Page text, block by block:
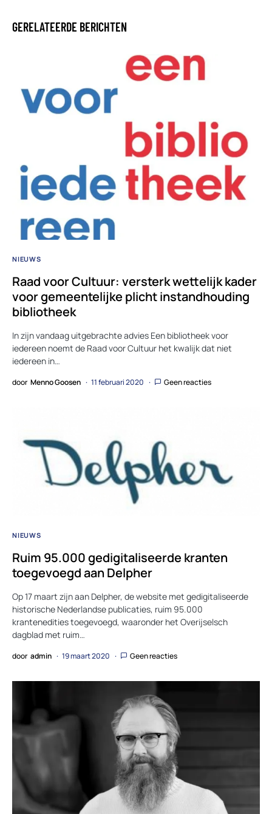
GERELATEERDE BERICHTEN
NIEUWS
Raad voor Cultuur: versterk wettelijk kader
voor gemeentelijke plicht instandhouding
bibliotheek
In zijn vandaag uitgebrachte advies Een bibliotheek voor
iedereen noemt de Raad voor Cultuur het kwalijk dat niet
iedereen in…
door Menno Goosen 11 februari 2020 Geen reacties
NIEUWS
Ruim 95.000 gedigitaliseerde kranten
toegevoegd aan Delpher
Op 17 maart zijn aan Delpher, de website met gedigitaliseerde
historische Nederlandse publicaties, ruim 95.000
krantenedities toegevoegd, waaronder het Overijselsch
dagblad met ruim…
door admin 19 maart 2020 Geen reacties